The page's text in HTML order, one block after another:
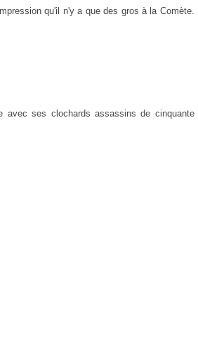
qu'il n'y a que des gros à la Comète.
avec ses clochards assassins de